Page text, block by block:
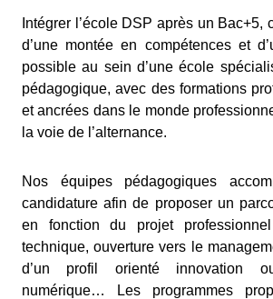
Intégrer l’école DSP après un Bac+5,
d’une montée en compétences et
possible au sein d’une école
pédagogique, avec des formations
et ancrées dans le monde
la voie de l’alternance.
Nos équipes pédagogiques
candidature afin de proposer un
en fonction du projet
technique, ouverture vers le
d’un profil orienté innovation
numérique… Les programmes